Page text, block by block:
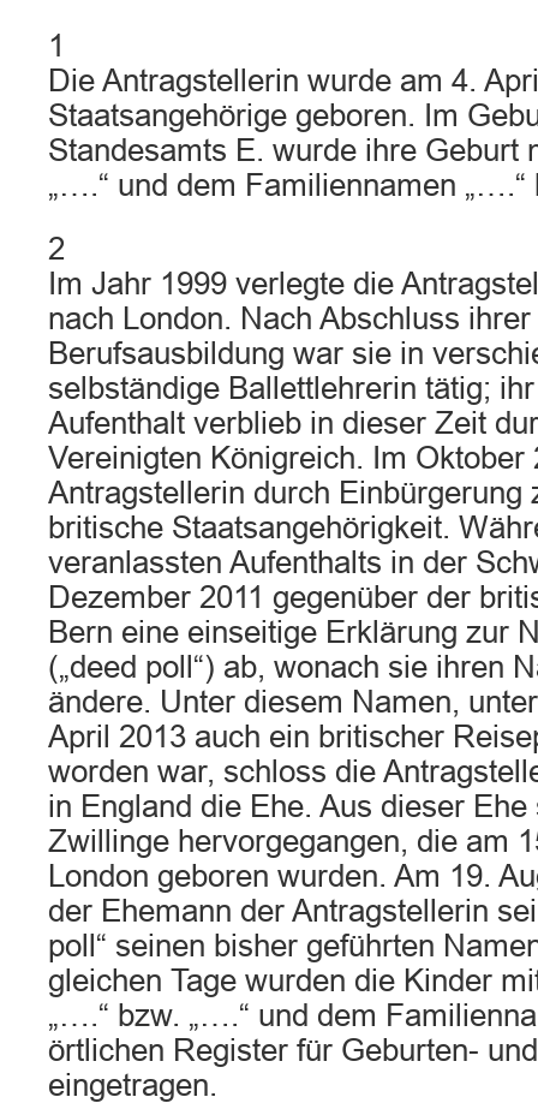
1
Die Antragstellerin wurde am 4.
Staatsangehörige geboren. Im
Standesamts E. wurde ihre Geburt
„….“ und dem Familiennamen „….“
2
Im Jahr 1999 verlegte die
nach London. Nach Abschluss
Berufsausbildung war sie in
selbständige Ballettlehrerin tätig;
Aufenthalt verblieb in dieser Zeit
Vereinigten Königreich. Im Oktober
Antragstellerin durch Einbürgerung
britische Staatsangehörigkeit.
veranlassten Aufenthalts in der
Dezember 2011 gegenüber der
Bern eine einseitige Erklärung zur
(„deed poll“) ab, wonach sie ihren
ändere. Unter diesem Namen,
April 2013 auch ein britischer
worden war, schloss die
in England die Ehe. Aus dieser
Zwillinge hervorgegangen, die am
London geboren wurden. Am 19.
der Ehemann der Antragstellerin
poll“ seinen bisher geführten
gleichen Tage wurden die Kinder
„….“ bzw. „….“ und dem
örtlichen Register für Geburten-
eingetragen.